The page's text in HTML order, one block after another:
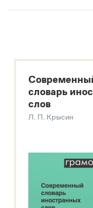
В метасловаре
Русский
Большой толковый
Современный словарь
Звук – технология
словарь
слов
Л. П. Крысин